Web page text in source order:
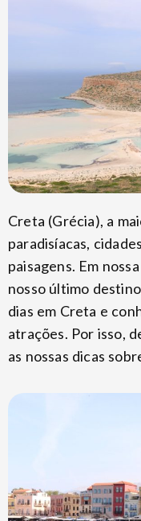
Creta (Grécia), a
paradisíacas,
paisagens. Em
nosso último
dias em Creta e
atrações. Por isso,
as nossas dicas